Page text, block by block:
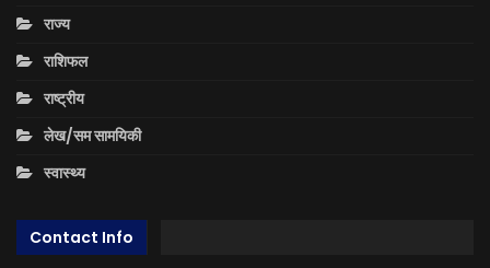
राज्य
राशिफल
राष्ट्रीय
लेख/सम सामयिकी
स्वास्थ्य
Contact Info